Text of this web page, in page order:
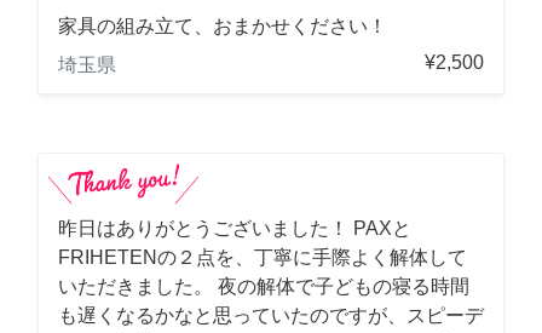
家具の組み立て、おまかせください！
埼玉県
¥2,500
昨日はありがとうございました！ PAXと
FRIHETENの２点を、丁寧に手際よく解体して
いただきました。 夜の解体で子どもの寝る時間
も遅くなるかなと思っていたのですが、スピーデ